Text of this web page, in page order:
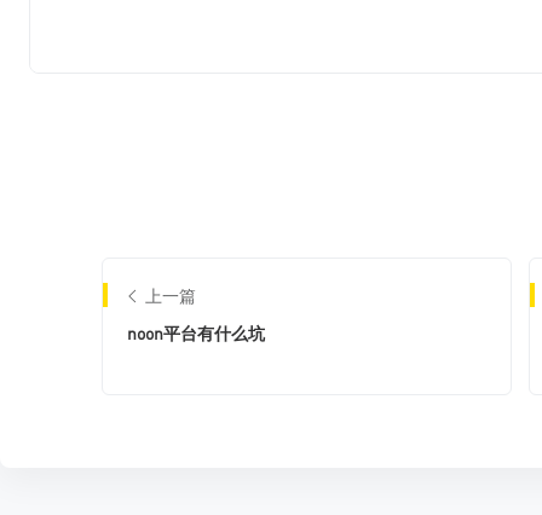
上一篇
noon平台有什么坑